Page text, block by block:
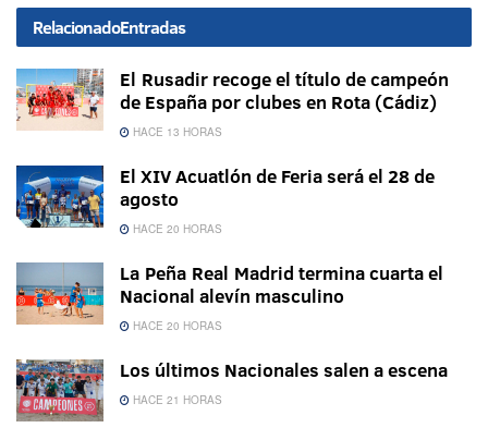
RelacionadoEntradas
El Rusadir recoge el título de campeón
de España por clubes en Rota (Cádiz)
HACE 13 HORAS
El XIV Acuatlón de Feria será el 28 de
agosto
HACE 20 HORAS
La Peña Real Madrid termina cuarta el
Nacional alevín masculino
HACE 20 HORAS
Los últimos Nacionales salen a escena
HACE 21 HORAS